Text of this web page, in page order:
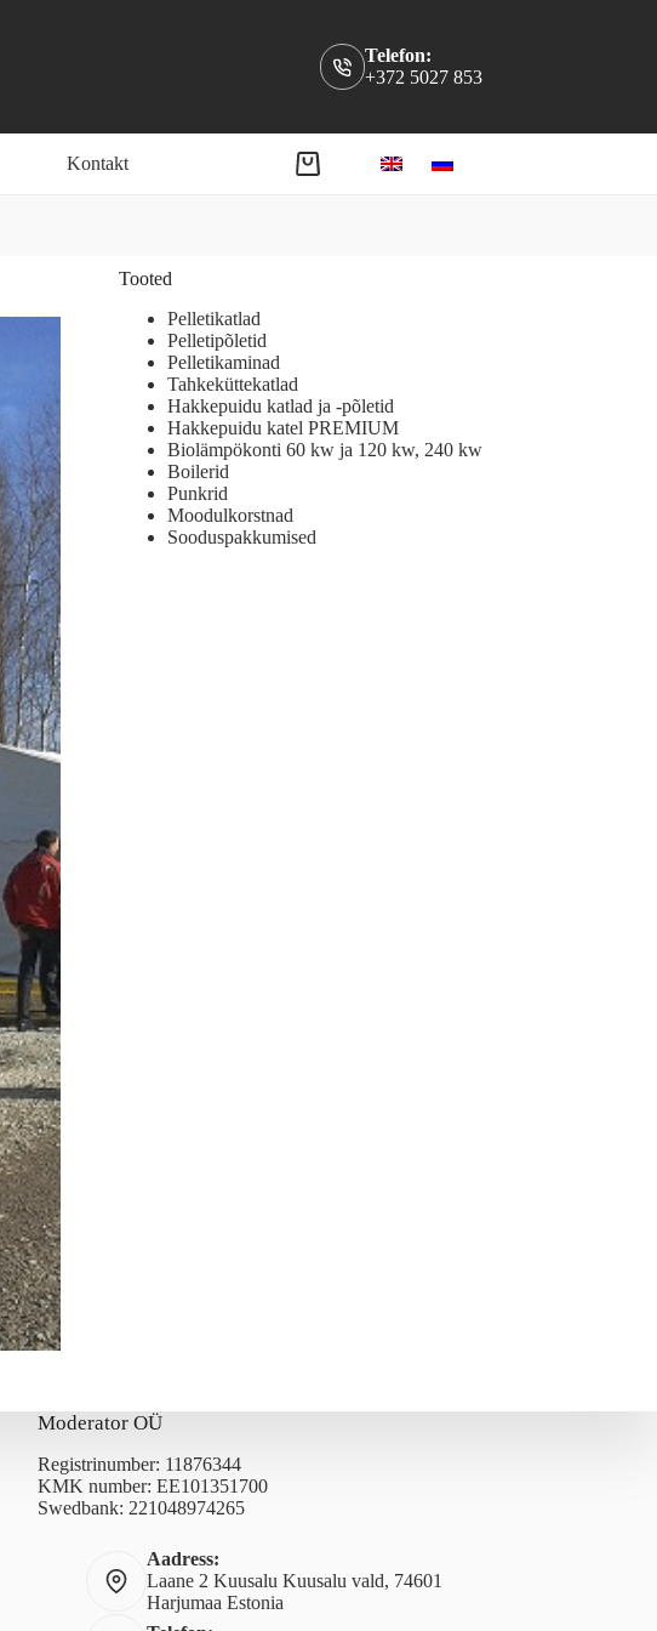
Telefon:
+372 5027 853
Kontakt
Shopping
Tooted
Pelletikatlad
Pelletipõletid
Pelletikaminad
Tahkeküttekatlad
Hakkepuidu katlad ja -põletid
Hakkepuidu katel PREMIUM
Biolämpökonti 60 kw ja 120 kw, 240 kw
Boilerid
Punkrid
Moodulkorstnad
Sooduspakkumised
Moderator OÜ
Registrinumber: 11876344
KMK number: EE101351700
Swedbank: 221048974265
Aadress:
Laane 2 Kuusalu Kuusalu vald, 74601
Harjumaa Estonia